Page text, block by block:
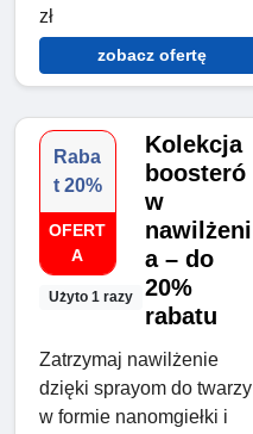
zł
zobacz ofertę
Raba
t 20%
OFERT
A
Użyto 1 razy
Kolekcja
boosteró
w
nawilżeni
a – do
20%
rabatu
Zatrzymaj nawilżenie
dzięki sprayom do twarzy
w formie nanomgiełki i